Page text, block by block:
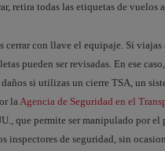
retira todas las etiquetas de vuelos
cerrar con llave el equipaje. Si viajas
pueden ser revisadas. En ese
si utilizas un cierre TSA, un
laAgencia de Seguridad en el
que permite ser manipulado por el
inspectores de seguridad, sin